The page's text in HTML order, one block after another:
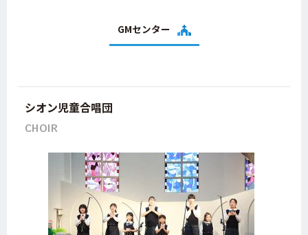
GMセンター
シオン児童合唱団
CHOIR